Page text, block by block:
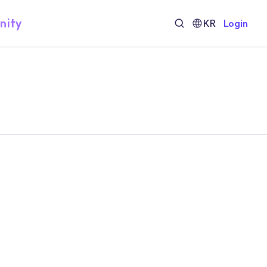
KR Login